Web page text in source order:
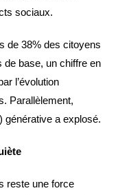
sociaux.
de 38% des citoyens
de base, un chiffre en
l’évolution
Parallèlement,
générative a explosé.
reste une force